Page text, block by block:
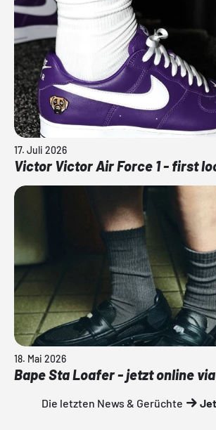
17. Juli 2026
Victor Victor Air Force 1 - first
18. Mai 2026
Bape Sta Loafer - jetzt online via
Die letzten News & Gerüchte